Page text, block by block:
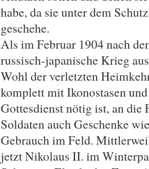
habe, da sie unter dem
geschehe.
Als im Februar 1904 nach
russisch-japanische Krieg
Wohl der verletzten
komplett mit Ikonostasen
Gottesdienst nötig ist, an die
Soldaten auch Geschenke
Gebrauch im Feld.
jetzt Nikolaus II. im